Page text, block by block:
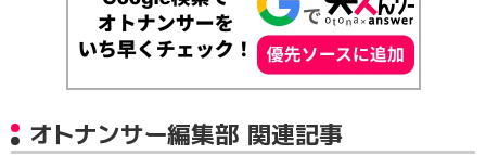
オトナンサー編集部 関連記事